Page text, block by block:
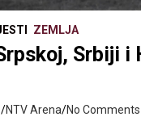
ZEMLJA
Srbiji i
NTV Arena No Comments